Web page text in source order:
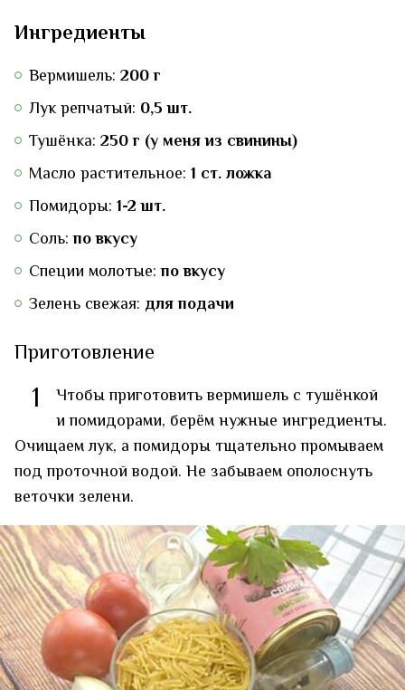
Ингредиенты
Вермишель: 200 г
Лук репчатый: 0,5 шт.
Тушёнка: 250 г (у меня из свинины)
Масло растительное: 1 ст. ложка
Помидоры: 1-2 шт.
Соль:по вкусу
Специи молотые:по вкусу
Зелень свежая: для подачи
Приготовление
1
Чтобы приготовить вермишель с тушёнкой
и помидорами, берём нужные ингредиенты.
Очищаем лук, а помидоры тщательно промываем
под проточной водой. Не забываем ополоснуть
веточки зелени.